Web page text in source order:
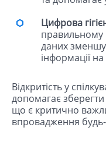
Цифрова
правильному
даних
інформації
Відкритість у
допомагає
що є критично
впровадження будь-